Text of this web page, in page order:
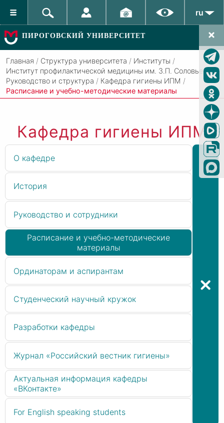
ru
ПИРОГОВСКИЙ УНИВЕРСИТЕТ
Главная / Структура университета / Институты /
Институт профилактической медицины им. З.П. Соловьева /
Руководство и структура / Кафедра гигиены ИПМ /
Расписание и учебно-методические материалы
Кафедра гигиены ИПМ
О кафедре
История
Руководство и сотрудники
Расписание и учебно-методические
материалы
Ординаторам и аспирантам
Студенческий научный кружок
Разработки кафедры
Журнал «Российский вестник гигиены»
Актуальная информация кафедры
«ВКонтакте»
For English speaking students